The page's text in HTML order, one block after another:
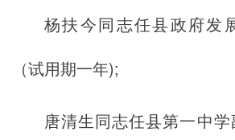
杨扶今同志任县政府发
（试用期一年);
唐清生同志任县第一中